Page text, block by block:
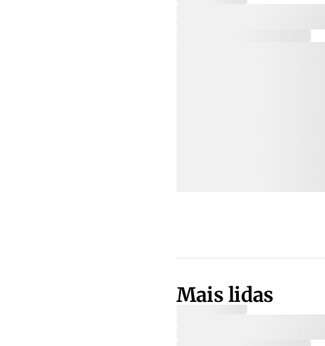
Mais lidas